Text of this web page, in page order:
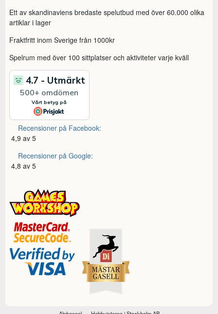
Ett av skandinaviens bredaste spelutbud med över 60.000 olika
artiklar i lager
Fraktfritt inom Sverige från 1000kr
Spelrum med över 100 sittplatser och aktiviteter varje kväll
Recensioner på Facebook:
4,9 av 5
Recensioner på Google:
4,8 av 5